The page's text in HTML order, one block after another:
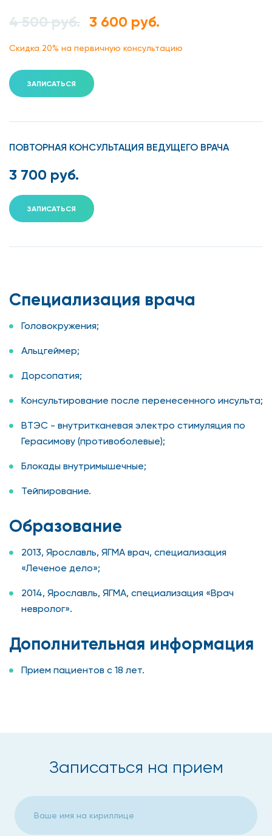
4 500 руб. 3 600 руб.
Скидка 20% на первичную консультацию
ЗАПИСАТЬСЯ
ПОВТОРНАЯ КОНСУЛЬТАЦИЯ ВЕДУЩЕГО ВРАЧА
3 700 руб.
ЗАПИСАТЬСЯ
Специализация врача
Головокружения;
Альцгеймер;
Дорсопатия;
Консультирование после перенесенного инсульта;
ВТЭС - внутритканевая электро стимуляция по
Герасимову (противоболевые);
Блокады внутримышечные;
Тейпирование.
Образование
2013, Ярославль, ЯГМА врач, специализация
«Леченое дело»;
2014, Ярославль, ЯГМА, специализация «Врач
невролог».
Дополнительная информация
Прием пациентов с 18 лет.
Записаться на прием